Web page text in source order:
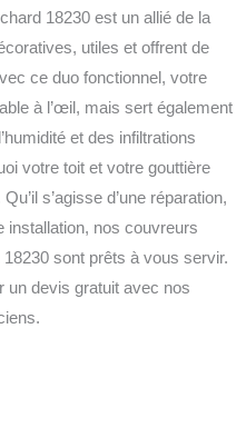
18230 est un allié de la
utiles et offrent de
ce duo fonctionnel, votre
à l’œil, mais sert également
et des infiltrations
votre toit et votre gouttière
s’agisse d’une réparation,
installation, nos couvreurs
sont prêts à vous servir.
un devis gratuit avec nos